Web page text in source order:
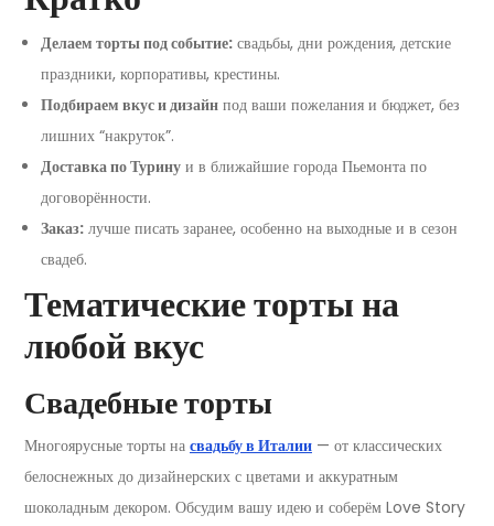
Делаем торты под событие: свадьбы, дни рождения, детские
праздники, корпоративы, крестины.
Подбираем вкус и дизайн под ваши пожелания и бюджет, без
лишних “накруток”.
Доставка по Турину и в ближайшие города Пьемонта по
договорённости.
Заказ: лучше писать заранее, особенно на выходные и в сезон
свадеб.
Тематические торты на
любой вкус
Свадебные торты
Многоярусные торты на свадьбу в Италии — от классических
белоснежных до дизайнерских с цветами и аккуратным
шоколадным декором. Обсудим вашу идею и соберём Love Story